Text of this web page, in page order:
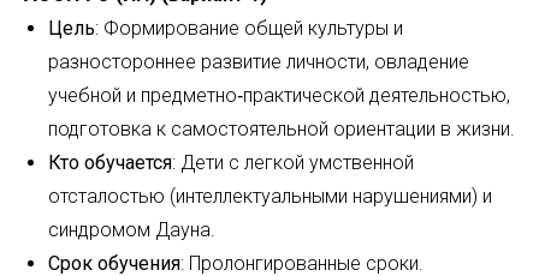
Цель: Формирование общей культуры и
разностороннее развитие личности, овладение
учебной и предметно‑практической деятельностью,
подготовка к самостоятельной ориентации в жизни.
Кто обучается: Дети с легкой умственной
отсталостью (интеллектуальными нарушениями) и
синдромом Дауна.
Срок обучения: Пролонгированные сроки.